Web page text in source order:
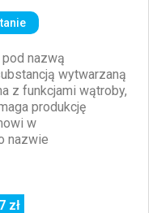
nazwą
wytwarzaną
z funkcjami wątroby,
produkcję
w
nazwie
zł